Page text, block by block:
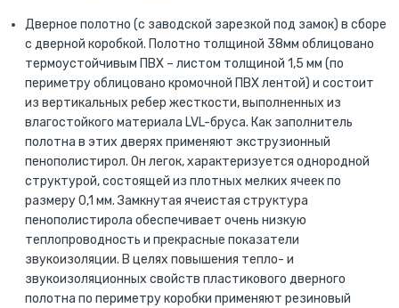
Дверное полотно (с заводской зарезкой под замок) в сборе
с дверной коробкой. Полотно толщиной 38мм облицовано
термоустойчивым ПВХ – листом толщиной 1,5 мм (по
периметру облицовано кромочной ПВХ лентой) и состоит
из вертикальных ребер жесткости, выполненных из
влагостойкого материала LVL-бруса. Как заполнитель
полотна в этих дверях применяют экструзионный
пенополистирол. Он легок, характеризуется однородной
структурой, состоящей из плотных мелких ячеек по
размеру 0,1 мм. Замкнутая ячеистая структура
пенополистирола обеспечивает очень низкую
теплопроводность и прекрасные показатели
звукоизоляции. В целях повышения тепло- и
звукоизоляционных свойств пластикового дверного
полотна по периметру коробки применяют резиновый